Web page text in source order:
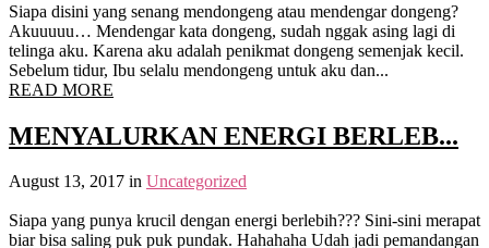
Siapa disini yang senang mendongeng atau mendengar dongeng?
Akuuuuu… Mendengar kata dongeng, sudah nggak asing lagi di
telinga aku. Karena aku adalah penikmat dongeng semenjak kecil.
Sebelum tidur, Ibu selalu mendongeng untuk aku dan...
READ MORE
MENYALURKAN ENERGI BERLEB...
August 13, 2017 in Uncategorized
Siapa yang punya krucil dengan energi berlebih??? Sini-sini merapat
biar bisa saling puk puk pundak. Hahahaha Udah jadi pemandangan